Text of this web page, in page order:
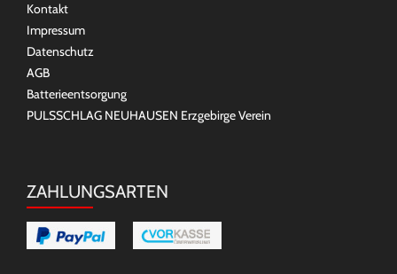
Kontakt
Impressum
Datenschutz
AGB
Batterieentsorgung
PULSSCHLAG NEUHAUSEN Erzgebirge Verein
ZAHLUNGSARTEN